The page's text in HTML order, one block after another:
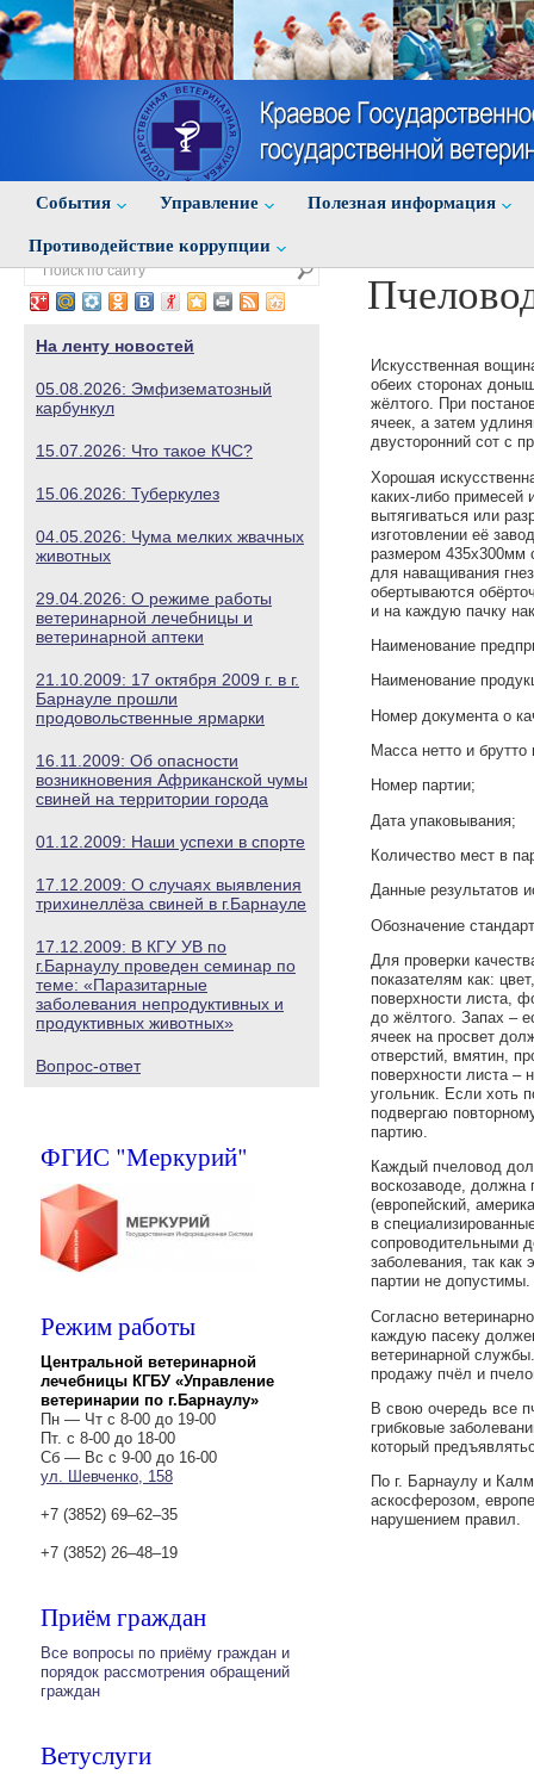
События Управление Полезная информация
Противодействие коррупции
На ленту новостей
05.08.2026: Эмфизематозный
карбункул
15.07.2026: Что такое КЧС?
15.06.2026: Туберкулез
04.05.2026: Чума мелких жвачных
животных
29.04.2026: О режиме работы
ветеринарной лечебницы и
ветеринарной аптеки
21.10.2009: 17 октября 2009 г. в г.
Барнауле прошли
продовольственные ярмарки
16.11.2009: Об опасности
возникновения Африканской чумы
свиней на территории города
01.12.2009: Наши успехи в спорте
17.12.2009: О случаях выявления
трихинеллёза свиней в г.Барнауле
17.12.2009: В КГУ УВ по
г.Барнаулу проведен семинар по
теме: «Паразитарные
заболевания непродуктивных и
продуктивных животных»
Вопрос-ответ
ФГИС "Меркурий"
Режим работы
Центральной ветеринарной
лечебницы КГБУ «Управление
ветеринарии по г.Барнаулу»
Пн — Чт с 8-00 до 19-00
Пт. с 8-00 до 18-00
Сб — Вс с 9-00 до 16-00
ул. Шевченко, 158
+7 (3852) 69‒62‒35
+7 (3852) 26‒48‒19
Приём граждан
Все вопросы по приёму граждан и
порядок рассмотрения обращений
граждан
Ветуслуги
Искусственная
обеих сторонах
жёлтого. При
ячеек, а затем
двусторонний сот с
Хорошая
каких-либо примесей
вытягиваться или
изготовлении её
размером 435х300мм
для наващивания
обертываются
и на каждую пачку
Наименование
Наименование
Номер документа о
Масса нетто и брутто
Номер партии;
Дата упаковывания;
Количество мест в
Данные результатов
Обозначение
Для проверки
показателям как:
поверхности листа,
до жёлтого. Запах –
ячеек на просвет
отверстий, вмятин,
поверхности листа –
угольник. Если хоть
подвергаю
партию.
Каждый пчеловод
воскозаводе, должна
(европейский,
в
сопроводительными
заболевания, так
партии не допустимы.
Согласно
каждую пасеку
ветеринарной
продажу пчёл и
В свою очередь все
грибковые
который
По г. Барнаулу и
аскосферозом,
нарушением правил.